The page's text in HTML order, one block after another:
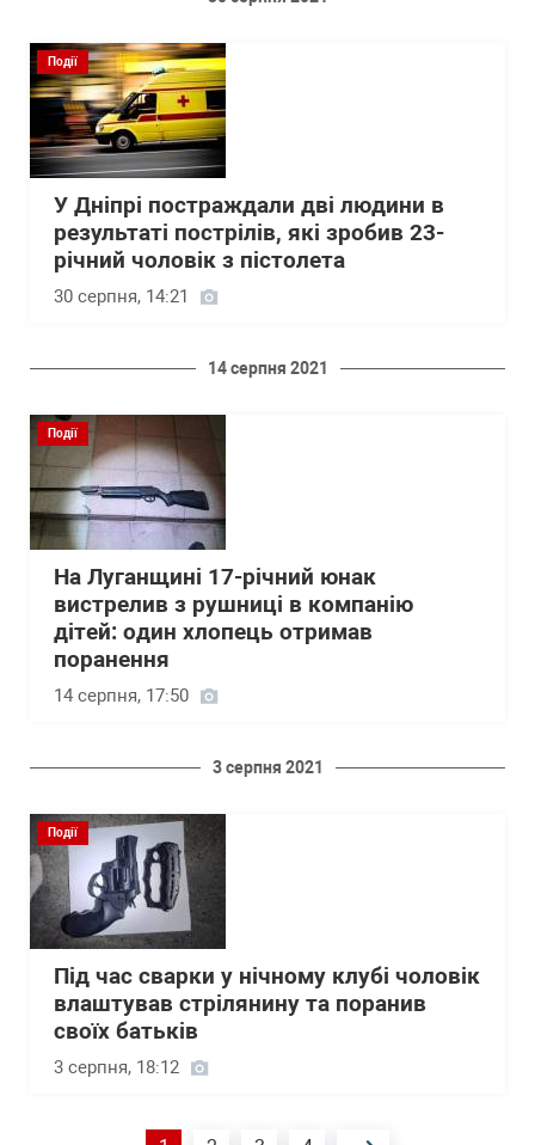
Події
У Дніпрі постраждали дві людини в
результаті пострілів, які зробив 23-
річний чоловік з пістолета
30 серпня, 14:21
14 серпня 2021
Події
На Луганщині 17-річний юнак
вистрелив з рушниці в компанію
дітей: один хлопець отримав
поранення
14 серпня, 17:50
3 серпня 2021
Події
Під час сварки у нічному клубі чоловік
влаштував стрілянину та поранив
своїх батьків
3 серпня, 18:12